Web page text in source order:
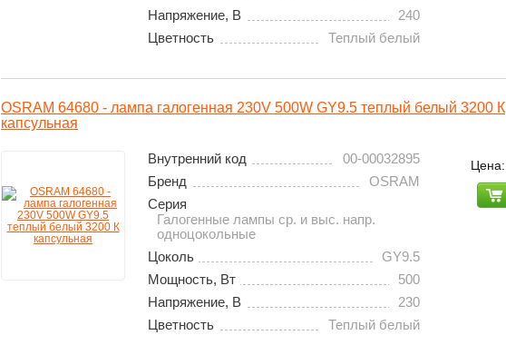
Напряжение, В
240
Цветность
Теплый белый
OSRAM 64680 - лампа галогенная 230V 500W GY9.5 теплый белый 3200 К
капсульная
Внутренний код
00-00032895
Бренд
OSRAM
Серия
Галогенные лампы ср. и выс. напр.
одноцокольные
Цоколь
GY9.5
Мощность, Вт
500
Напряжение, В
230
Цветность
Теплый белый
Цена: